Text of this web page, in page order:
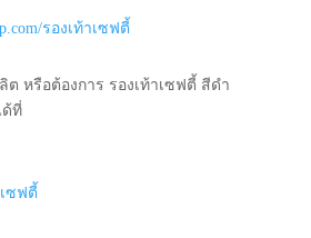
รองเท้าเซฟตี้
หรือต้องการ รองเท้าเซฟตี้ สีดำ
ด้ที่
ซฟตี้